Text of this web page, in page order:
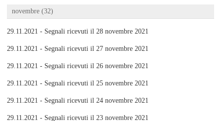
novembre (32)
29.11.2021 - Segnali ricevuti il 28 novembre 2021
29.11.2021 - Segnali ricevuti il 27 novembre 2021
29.11.2021 - Segnali ricevuti il 26 novembre 2021
29.11.2021 - Segnali ricevuti il 25 novembre 2021
29.11.2021 - Segnali ricevuti il 24 novembre 2021
29.11.2021 - Segnali ricevuti il 23 novembre 2021